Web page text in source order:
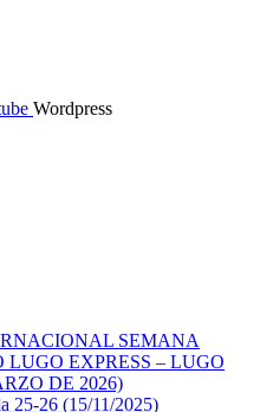
Wordpress
SEMANA
LUGO EXPRESS – LUGO
DE 2026)
25-26 (15/11/2025)